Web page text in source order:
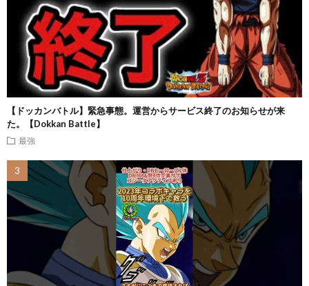
【ドッカンバトル】緊急事態。運営からサービス終了のお知らせが来
た。【Dokkan Battle】
最強